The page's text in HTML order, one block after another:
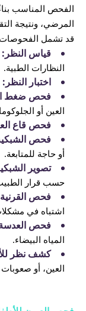
الفحص المناسب
المرضي، ونتيجة
قد تشمل
قياس النظر:
النظارات الطبية.
اختبار النظر:
فحص ضغط
العين أو
فحص قاع
فحص
أو حاجة للمتابعة.
تصوير
حسب قرار
فحص
اشتباه في
فحص
المياه البيضاء.
كشف نظر
العين، أو صعوبات